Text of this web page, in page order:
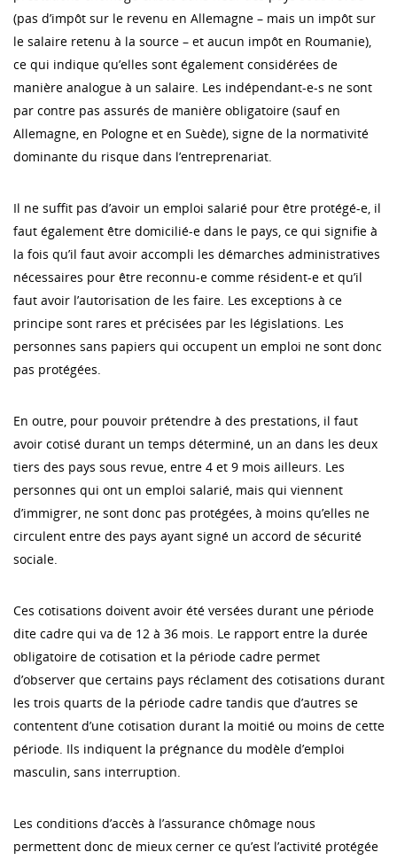
(pas d’impôt sur le revenu en Allemagne – mais un impôt sur
le salaire retenu à la source – et aucun impôt en Roumanie),
ce qui indique qu’elles sont également considérées de
manière analogue à un salaire. Les indépendant-e-s ne sont
par contre pas assurés de manière obligatoire (sauf en
Allemagne, en Pologne et en Suède), signe de la normativité
dominante du risque dans l’entreprenariat.
Il ne suffit pas d’avoir un emploi salarié pour être protégé-e, il
faut également être domicilié-e dans le pays, ce qui signifie à
la fois qu’il faut avoir accompli les démarches administratives
nécessaires pour être reconnu-e comme résident-e et qu’il
faut avoir l’autorisation de les faire. Les exceptions à ce
principe sont rares et précisées par les législations. Les
personnes sans papiers qui occupent un emploi ne sont donc
pas protégées.
En outre, pour pouvoir prétendre à des prestations, il faut
avoir cotisé durant un temps déterminé, un an dans les deux
tiers des pays sous revue, entre 4 et 9 mois ailleurs. Les
personnes qui ont un emploi salarié, mais qui viennent
d’immigrer, ne sont donc pas protégées, à moins qu’elles ne
circulent entre des pays ayant signé un accord de sécurité
sociale.
Ces cotisations doivent avoir été versées durant une période
dite cadre qui va de 12 à 36 mois. Le rapport entre la durée
obligatoire de cotisation et la période cadre permet
d’observer que certains pays réclament des cotisations durant
les trois quarts de la période cadre tandis que d’autres se
contentent d’une cotisation durant la moitié ou moins de cette
période. Ils indiquent la prégnance du modèle d’emploi
masculin, sans interruption.
Les conditions d’accès à l’assurance chômage nous
permettent donc de mieux cerner ce qu’est l’activité protégée